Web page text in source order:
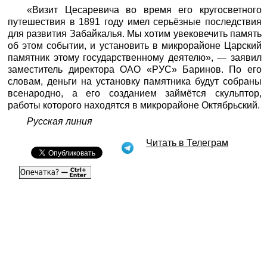
«Визит Цесаревича во время его кругосветного
путешествия в 1891 году имел серьёзные последствия
для развития Забайкалья. Мы хотим увековечить память
об этом событии, и установить в микрорайоне Царский
памятник этому государственному деятелю», — заявил
заместитель директора ОАО «РУС» Баринов. По его
словам, деньги на установку памятника будут собраны
всенародно, а его созданием займётся скульптор,
работы которого находятся в микрорайоне Октябрьский.
Русская линия
Читать в Телеграм